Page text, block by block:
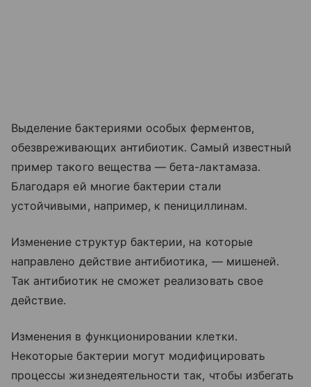
Выделение бактериями особых ферментов,
обезвреживающих антибиотик. Самый известный
пример такого вещества — бета-лактамаза.
Благодаря ей многие бактерии стали
устойчивыми, например, к пенициллинам.
Изменение структур бактерии, на которые
направлено действие антибиотика, — мишеней.
Так антибиотик не сможет реализовать свое
действие.
Изменения в функционировании клетки.
Некоторые бактерии могут модифицировать
процессы жизнедеятельности так, чтобы избегать